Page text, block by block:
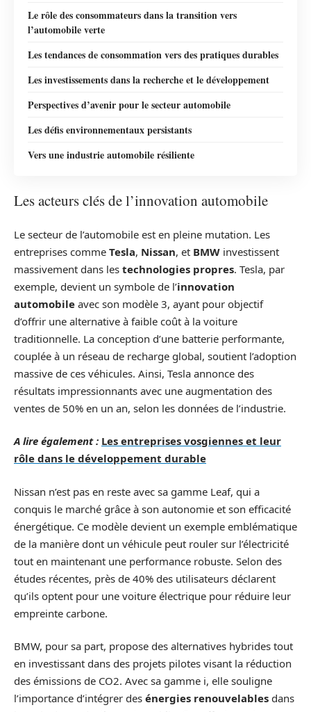
Le rôle des consommateurs dans la transition vers
l’automobile verte
Les tendances de consommation vers des pratiques durables
Les investissements dans la recherche et le développement
Perspectives d’avenir pour le secteur automobile
Les défis environnementaux persistants
Vers une industrie automobile résiliente
Les acteurs clés de l’innovation automobile
Le secteur de l’automobile est en pleine mutation. Les
entreprises comme Tesla, Nissan, et BMW investissent
massivement dans les technologies propres. Tesla, par
exemple, devient un symbole de l’innovation
automobile avec son modèle 3, ayant pour objectif
d’offrir une alternative à faible coût à la voiture
traditionnelle. La conception d’une batterie performante,
couplée à un réseau de recharge global, soutient l’adoption
massive de ces véhicules. Ainsi, Tesla annonce des
résultats impressionnants avec une augmentation des
ventes de 50% en un an, selon les données de l’industrie.
A lire également : Les entreprises vosgiennes et leur
rôle dans le développement durable
Nissan n’est pas en reste avec sa gamme Leaf, qui a
conquis le marché grâce à son autonomie et son efficacité
énergétique. Ce modèle devient un exemple emblématique
de la manière dont un véhicule peut rouler sur l’électricité
tout en maintenant une performance robuste. Selon des
études récentes, près de 40% des utilisateurs déclarent
qu’ils optent pour une voiture électrique pour réduire leur
empreinte carbone.
BMW, pour sa part, propose des alternatives hybrides tout
en investissant dans des projets pilotes visant la réduction
des émissions de CO2. Avec sa gamme i, elle souligne
l’importance d’intégrer des énergies renouvelables dans